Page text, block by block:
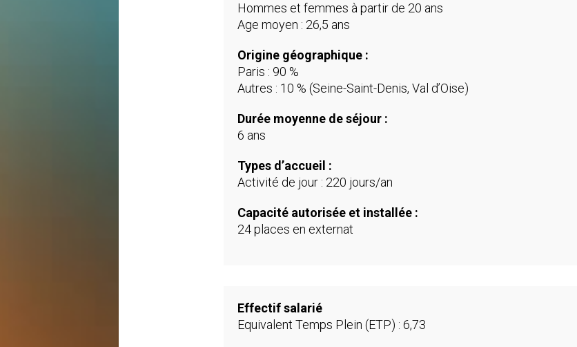
Hommes et femmes à partir de 20 ans
Age moyen : 26,5 ans
Origine géographique :
Paris : 90 %
Autres : 10 % (Seine-Saint-Denis, Val d’Oise)
Durée moyenne de séjour :
6 ans
Types d’accueil :
Activité de jour : 220 jours/an
Capacité autorisée et installée :
24 places en externat
Effectif salarié
Equivalent Temps Plein (ETP) : 6,73